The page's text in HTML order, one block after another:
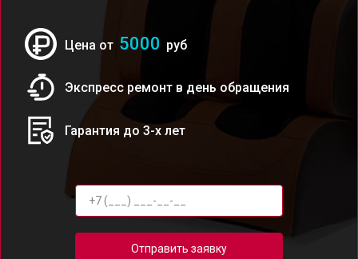
Цена от 5000 руб
Экспресс ремонт в день обращения
Гарантия до 3-х лет
Отправить заявку